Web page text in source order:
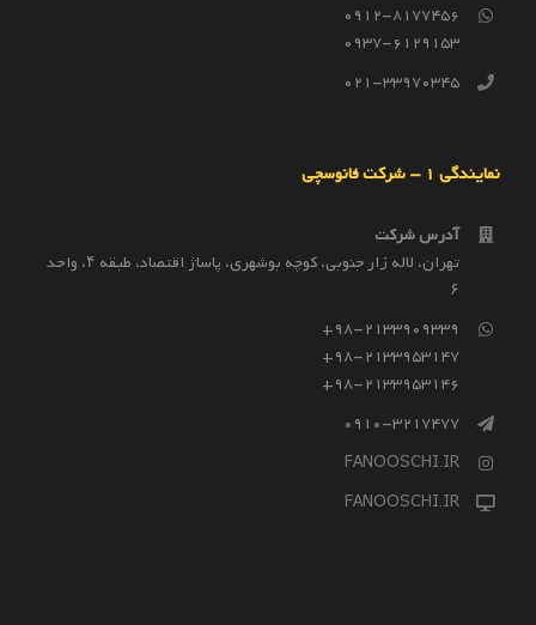
0912-8177456
0937-6129153
021-33970345
نمایندگی 1 – شرکت فانوسچی
آدرس شرکت
تهران، لاله زار جنوبی، کوچه بوشهری، پاساژ اقتصاد، طبقه ۴، واحد
۶
98-2133909339+
98-2133953147+
98-2133953146+
0910-3217477
FANOOSCHI.IR
FANOOSCHI.IR